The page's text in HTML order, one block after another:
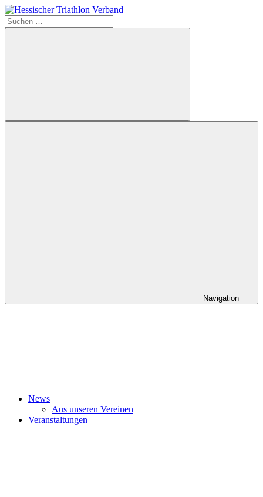
Zum
Inhalt
springen
Hessischer
Suchen
nach:
Suchen
Navigation
News
Aus unseren Vereinen
Veranstaltungen